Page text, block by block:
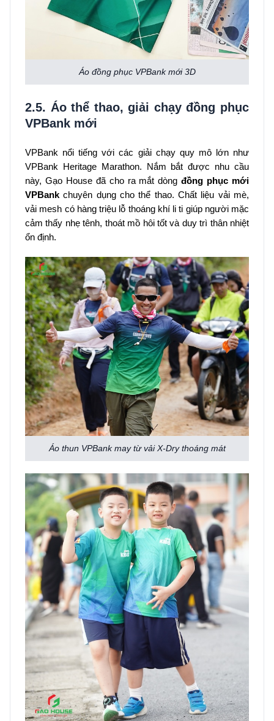
Áo đồng phục VPBank mới 3D
2.5. Áo thể thao, giải chạy đồng phục
VPBank mới
VPBank nổi tiếng với các giải chạy quy mô lớn như
VPBank Heritage Marathon. Nắm bắt được nhu cầu
này, Gạo House đã cho ra mắt dòngđồng phục mới
VPBankchuyên dụng cho thể thao. Chất liệu vải mè,
vải mesh có hàng triệu lỗ thoáng khí li ti giúp người mặc
cảm thấy nhẹ tênh, thoát mồ hôi tốt và duy trì thân nhiệt
ổn định.
Áo thun VPBank may từ vải X-Dry thoáng mát